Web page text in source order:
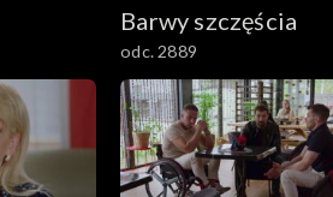
2201–2300
2101–2200
2001–2100
Barwy szczęścia
odc. 2889